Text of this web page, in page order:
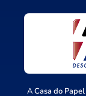
ACasa do Papel